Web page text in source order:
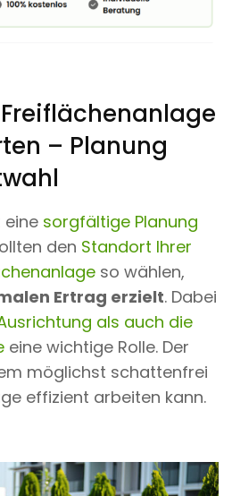
– Planung
eine sorgfältige Planung
den Standort Ihrer
so wählen,
Ertrag erzielt. Dabei
als auch die
eine wichtige Rolle. Der
möglichst schattenfrei
effizient arbeiten kann.